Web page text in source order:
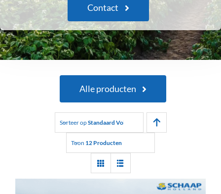
Contact
Alle producten
Sorteer opStandaard Volgorde
Toon 12 Producten